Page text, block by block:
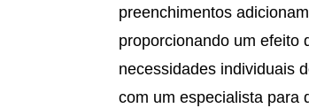
preenchimentos
proporcionando um efeito
necessidades individuais
com um especialista para